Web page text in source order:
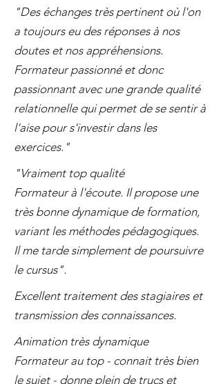
"Des échanges très pertinent où l'on
a toujours eu des réponses à nos
doutes et nos appréhensions.
Formateur passionné et donc
passionnant avec une grande qualité
relationnelle qui permet de se sentir à
l'aise pour s'investir dans les
exercices."
"Vraiment top qualité
Formateur à l'écoute. Il propose une
très bonne dynamique de formation,
variant les méthodes pédagogiques.
Il me tarde simplement de poursuivre
le cursus".
Excellent traitement des stagiaires et
transmission des connaissances.
Animation très dynamique
Formateur au top - connait très bien
le sujet - donne plein de trucs et